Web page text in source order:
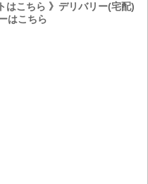
はこちら 》デリバリー(宅配)
はこちら